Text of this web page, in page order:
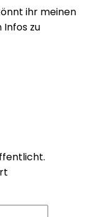
ihr meinen
Infos zu